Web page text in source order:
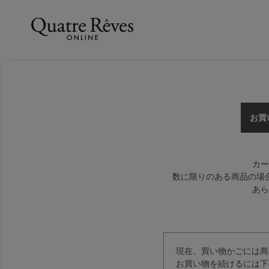
お買
カ
数に限りのある商品の場
あ
現在、買い物かごには
お買い物を続けるには